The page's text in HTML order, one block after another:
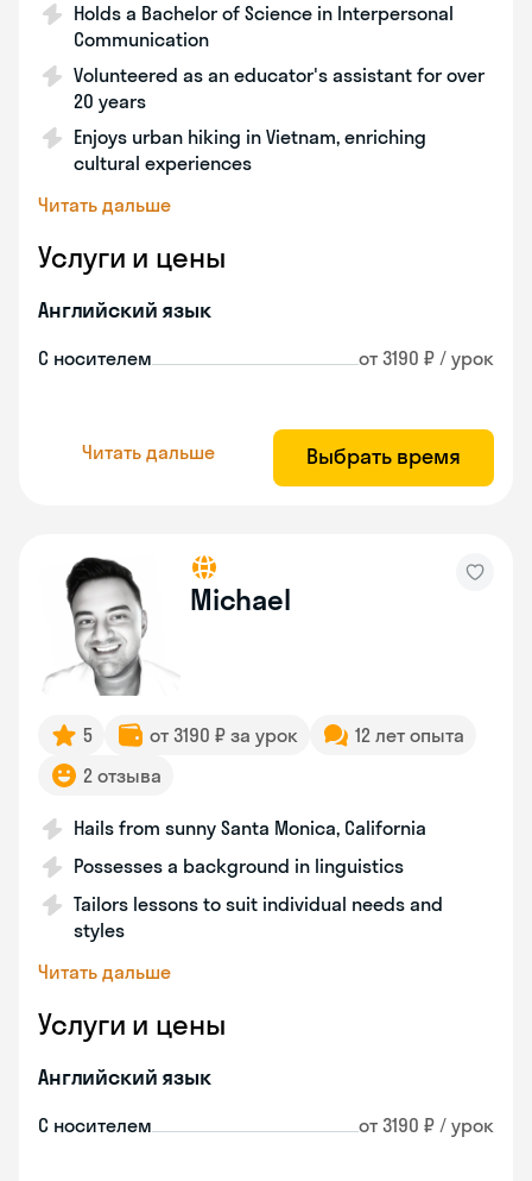
Holds a Bachelor of Science in Interpersonal
Communication
Volunteered as an educator's assistant for over
20 years
Enjoys urban hiking in Vietnam, enriching
cultural experiences
Читать дальше
Услуги и цены
Английский язык
С носителем от 3190 ₽ / урок
Читать дальше Выбрать время
Michael
5 от 3190 ₽ за урок
12 лет опыта
2 отзыва
Hails from sunny Santa Monica, California
Possesses a background in linguistics
Tailors lessons to suit individual needs and
styles
Читать дальше
Услуги и цены
Английский язык
С носителем от 3190 ₽ / урок